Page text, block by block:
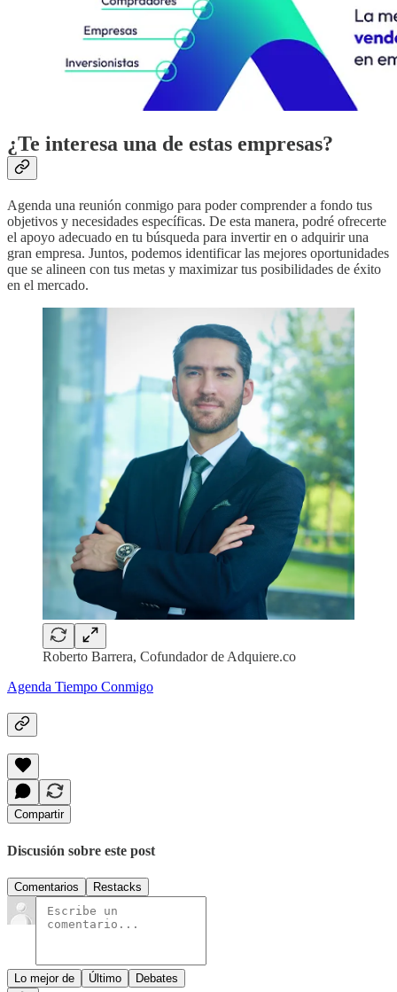
¿Te interesa una de estas empresas?
Agenda una reunión conmigo para poder comprender a fondo tus
objetivos y necesidades específicas. De esta manera, podré ofrecerte
el apoyo adecuado en tu búsqueda para invertir en o adquirir una
gran empresa. Juntos, podemos identificar las mejores oportunidades
que se alineen con tus metas y maximizar tus posibilidades de éxito
en el mercado.
Roberto Barrera, Cofundador de Adquiere.co
Agenda Tiempo Conmigo
Compartir
Discusión sobre este post
Comentarios Restacks
Lo mejor de Último Debates